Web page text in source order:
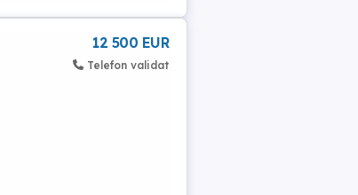
12 500 EUR
Telefon validat